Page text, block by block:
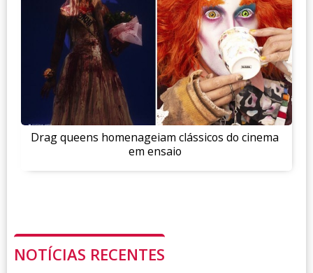
Drag queens homenageiam clássicos do cinema
em ensaio
NOTÍCIAS RECENTES